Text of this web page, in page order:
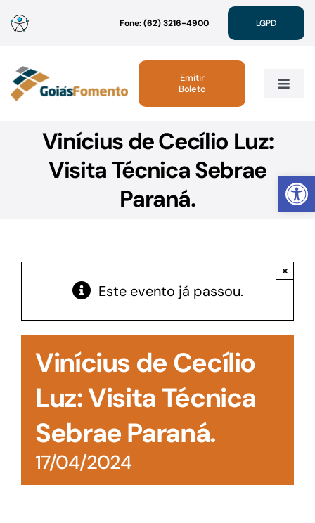
Abrir
para
conteúdo
Fone: (62) 3216-4900 LGPD
Toggle
Institucional
Linhas de Crédito
Acesso à Informação
Emitir
Boleto
Vinícius de Cecílio Luz:
Visita Técnica Sebrae
Paraná.
Este evento já passou.
×
Vinícius de Cecílio
Luz: Visita Técnica
Sebrae Paraná.
17/04/2024